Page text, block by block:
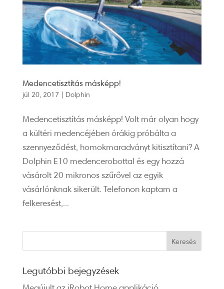
Medencetisztítás másképp!
júl 20, 2017 | Dolphin
Medencetisztítás másképp! Volt már olyan hogy
a kültéri medencéjében órákig próbálta a
szennyeződést, homokmaradványt kitisztítani? A
Dolphin E10 medencerobottal és egy hozzá
vásárolt 20 mikronos szűrővel az egyik
vásárlónknak sikerült. Telefonon kaptam a
felkeresést,...
Legutóbbi bejegyzések